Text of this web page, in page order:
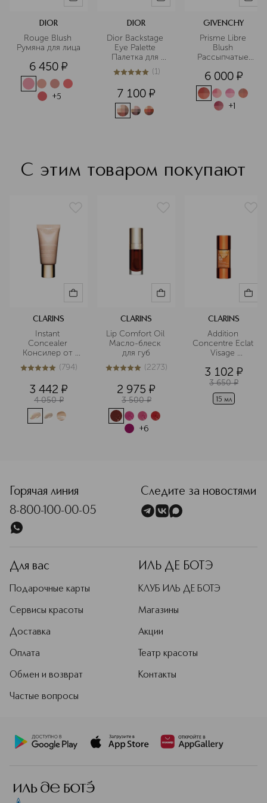
(CI 15850), RED 6 (CI 15850), IRON OXIDES (CI 77491, CI
77492, CI 77499), TITANIUM DIOXIDE (CI 77891) "
DIOR
Rouge Blush
Румяна для лица
6 450 ¤
+5
DIOR
Dior Backstage
Eye Palette
Палетка для
глаз
5из 51 (1)
7 100 ¤
GIVENCHY
Prisme Libre
Blush
Рассыпчатые
румяна для
6 000 ¤
+1
С этим товаром покупают
CLARINS
Instant
Concealer
Консилер от
темных кругов
моментального
5из 5794 (794)
3 442 ¤
4 050 ¤
CLARINS
Lip Comfort Oil
Масло-блеск
для губ
5из 52273 (2273)
2 975 ¤
3 500 ¤
+6
CLARINS
Addition
Concentre Eclat
Visage
эффектом
загара для лица
3 102 ¤
3 650 ¤
15 мл
Горячая линия
8-800-100-00-05
Следите за новостями
Для вас
Подарочные карты
Сервисы красоты
Доставка
Оплата
Обмен и возврат
Частые вопросы
ИЛЬ ДЕ БОТЭ
КЛУБ ИЛЬ ДЕ БОТЭ
Магазины
Акции
Театр красоты
Контакты